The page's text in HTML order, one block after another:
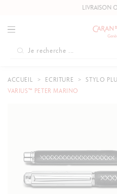
LIVRAISON
ACCUEIL ECRITURE STYLO
VARIUS™ PETER MARINO